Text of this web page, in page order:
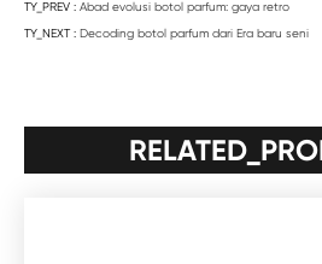
TY_PREV : Abad evolusi botol parfum: gaya retro
TY_NEXT : Decoding botol parfum dari Era baru seni